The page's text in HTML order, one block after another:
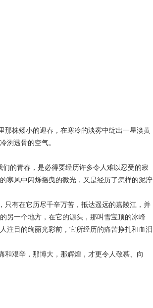
株矮小的迎春，在寒冷的淡雾中绽出一星淡黄
洌透骨的空气。
的青春，是必得要经历许多令人难以忍受的寂
寒风中闪烁摇曳的微光，又是经历了怎样的泥泞
有在它历尽千辛万苦，抵达遥远的嘉陵江，并
另一个地方，在它的源头，那叫雪宝顶的冰峰
注目的绚丽光彩前，它所经历的痛苦挣扎和血泪
艰辛，那博大，那辉煌，才更令人敬慕、向